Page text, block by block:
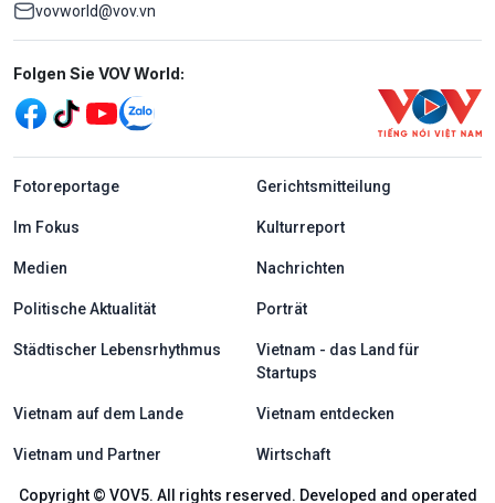
vovworld@vov.vn
Mạng xã hội
Folgen Sie VOV World:
menu footer tiếng Đức
Fotoreportage Gerichtsmitteilung
Im Fokus Kulturreport
Medien Nachrichten
Politische Aktualität Porträt
Städtischer Lebensrhythmus
Vietnam - das Land für
Startups
Vietnam auf dem Lande Vietnam entdecken
Vietnam und Partner Wirtschaft
Copyright © VOV5. All rights reserved. Developed and operated